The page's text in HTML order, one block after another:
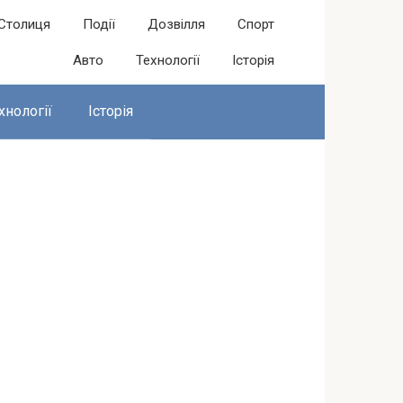
Події Дозвілля Спорт
Авто Технології Історія
Історія